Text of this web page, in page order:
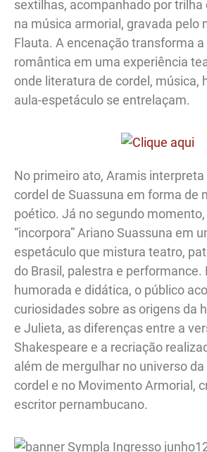
sextilhas, acompanhado por trilha
na música armorial, gravada pelo
Flauta. A encenação transforma
romântica em uma experiência
onde literatura de cordel, música,
aula-espetáculo se entrelaçam.
No primeiro ato, Aramis
cordel de Suassuna em forma de
poético. Já no segundo
“incorpora” Ariano Suassuna em
espetáculo que mistura teatro,
do Brasil, palestra e performance.
humorada e didática, o público
curiosidades sobre as origens da
e Julieta, as diferenças entre a
Shakespeare e a recriação
além de mergulhar no universo
cordel e no Movimento Armorial,
escritor pernambucano.